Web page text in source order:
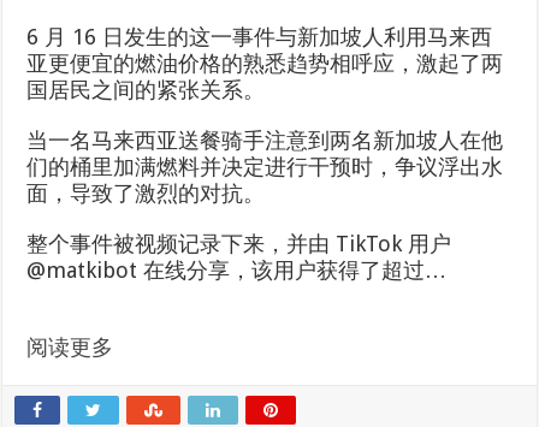
6 月 16 日发生的这一事件与新加坡人利用马来西
亚更便宜的燃油价格的熟悉趋势相呼应，激起了两
国居民之间的紧张关系。
当一名马来西亚送餐骑手注意到两名新加坡人在他
们的桶里加满燃料并决定进行干预时，争议浮出水
面，导致了激烈的对抗。
整个事件被视频记录下来，并由 TikTok 用户
@matkibot 在线分享，该用户获得了超过…
阅读更多